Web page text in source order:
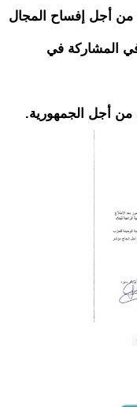
من أجل إفساح المجال
في المشاركة في
من أجل الجمهورية.